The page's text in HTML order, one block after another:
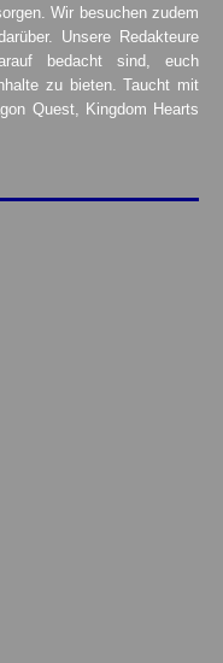
Wir besuchen zudem
Unsere Redakteure
bedacht sind, euch
zu bieten. Taucht mit
Quest, Kingdom Hearts